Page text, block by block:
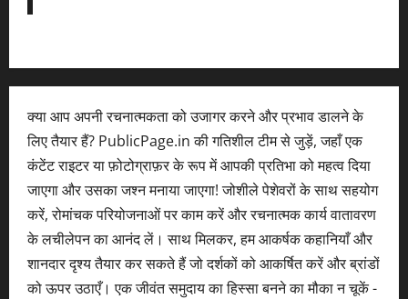
क्या आप अपनी रचनात्मकता को उजागर करने और प्रभाव डालने के
लिए तैयार हैं? PublicPage.in की गतिशील टीम से जुड़ें, जहाँ एक
कंटेंट राइटर या फ़ोटोग्राफ़र के रूप में आपकी प्रतिभा को महत्व दिया
जाएगा और उसका जश्न मनाया जाएगा! जोशीले पेशेवरों के साथ सहयोग
करें, रोमांचक परियोजनाओं पर काम करें और रचनात्मक कार्य वातावरण
के लचीलेपन का आनंद लें। साथ मिलकर, हम आकर्षक कहानियाँ और
शानदार दृश्य तैयार कर सकते हैं जो दर्शकों को आकर्षित करें और ब्रांडों
को ऊपर उठाएँ। एक जीवंत समुदाय का हिस्सा बनने का मौका न चूकें -